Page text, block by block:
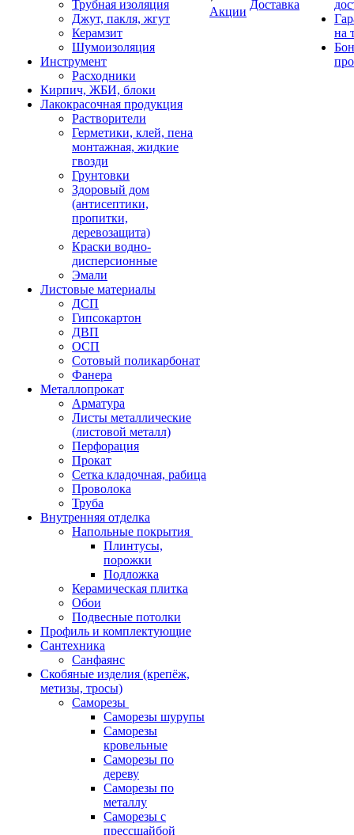
Трубная изоляция
Джут, пакля, жгут
Керамзит
Шумоизоляция
Инструмент
Расходники
Кирпич, ЖБИ, блоки
Лакокрасочная продукция
Растворители
Герметики, клей, пена
монтажная, жидкие
гвозди
Грунтовки
Здоровый дом
(антисептики,
пропитки,
деревозащита)
Краски водно-
дисперсионные
Эмали
Листовые материалы
ДСП
Гипсокартон
ДВП
ОСП
Сотовый поликарбонат
Фанера
Металлопрокат
Арматура
Листы металлические
(листовой металл)
Перфорация
Прокат
Сетка кладочная, рабица
Проволока
Труба
Внутренняя отделка
Напольные покрытия
Плинтусы,
порожки
Подложка
Керамическая плитка
Обои
Подвесные потолки
Профиль и комплектующие
Сантехника
Санфаянс
Скобяные изделия (крепёж,
метизы, тросы)
Саморезы
Саморезы шурупы
Саморезы
кровельные
Саморезы по
дереву
Саморезы по
металлу
Саморезы с
прессшайбой
Акции
Доставка
на